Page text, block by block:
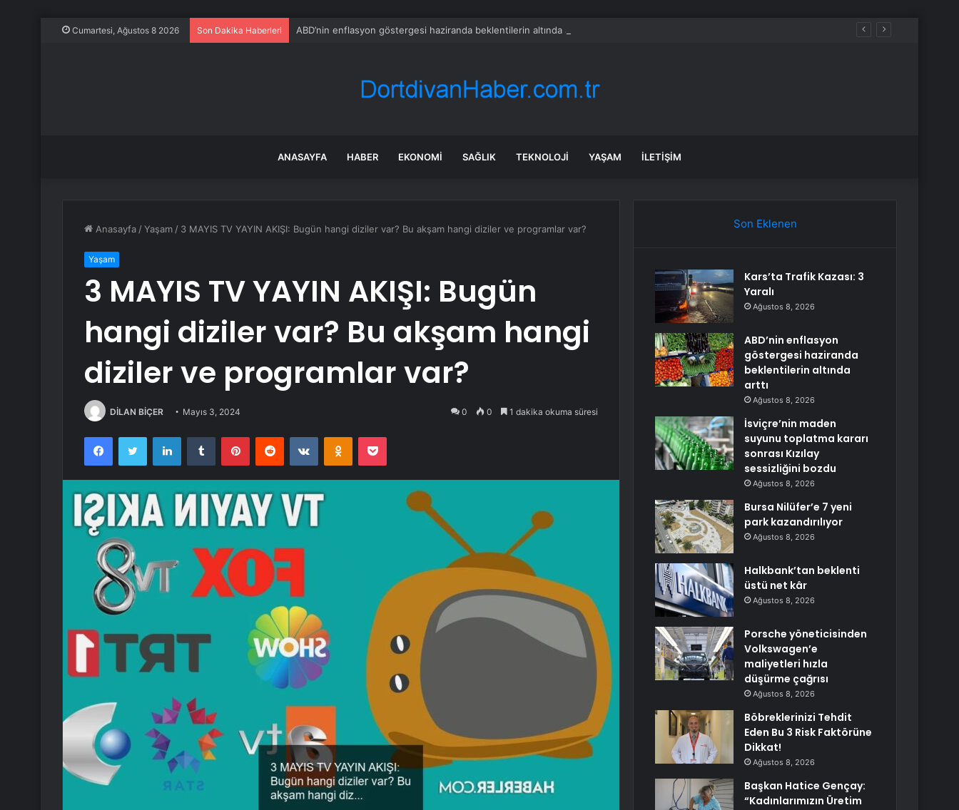
Cumartesi, Ağustos 8 2026 Son Dakika Haberleri ABD’nin enflasyon göstergesi haziranda beklentilerin altında arttı
ANASAYFA HABER EKONOMI SAĞLIK TEKNOLOJI YAŞAM İLETIŞIM
Anasayfa /Yaşam / 3 MAYIS TV YAYIN AKIŞI: Bugün hangi diziler var? Bu akşam hangi diziler ve programlar var?
Yaşam
3 MAYIS TV YAYIN AKIŞI: Bugün
hangi diziler var? Bu akşam hangi
diziler ve programlar var?
DİLAN BİÇER Mayıs 3, 2024 0 0 1 dakika okuma süresi
FacebookTwitter LinkedInTumblr PinterestReddit VKontakteOdnoklassniki
Pocket
Son Eklenen
Kars’ta Trafik Kazası: 3
Yaralı
Ağustos 8, 2026
ABD’nin enflasyon
göstergesi haziranda
beklentilerin altında
arttı
Ağustos 8, 2026
İsviçre’nin maden
suyunu toplatma kararı
sonrası Kızılay
sessizliğini bozdu
Ağustos 8, 2026
Bursa Nilüfer’e 7 yeni
park kazandırılıyor
Ağustos 8, 2026
Halkbank’tan beklenti
üstü net kâr
Ağustos 8, 2026
Porsche yöneticisinden
Volkswagen’e
maliyetleri hızla
düşürme çağrısı
Ağustos 8, 2026
Böbreklerinizi Tehdit
Eden Bu 3 Risk Faktörüne
Dikkat!
Ağustos 8, 2026
Başkan Hatice Gençay:
“Kadınlarımızın Üretim